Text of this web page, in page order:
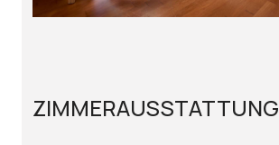
ZIMMERAUSSTATTUNG